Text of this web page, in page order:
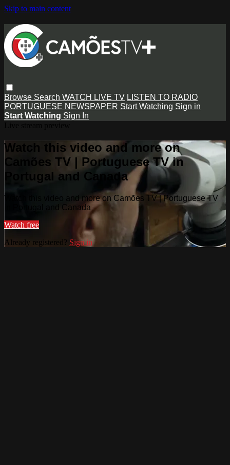
Skip to main content
Browse Search WATCH LIVE TV LISTEN TO RADIO
PORTUGUESE NEWSPAPER Start Watching Sign in
Start Watching Sign In
Watch this video and more on
Camões TV | Portuguese TV in
Portugal and Canada
Watch this video and more on Camões TV | Portuguese TV
in Portugal and Canada
Watch free
Already registered? Sign in